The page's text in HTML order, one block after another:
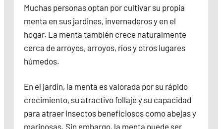
Muchas personas optan por cultivar su propia
menta en sus jardines, invernaderos y en el
hogar. La menta también crece naturalmente
cerca de arroyos, arroyos, ríos y otros lugares
húmedos.
En el jardín, la menta es valorada por su rápido
crecimiento, su atractivo follaje y su capacidad
para atraer insectos beneficiosos como abejas y
mariposas. Sin embargo, la menta puede ser